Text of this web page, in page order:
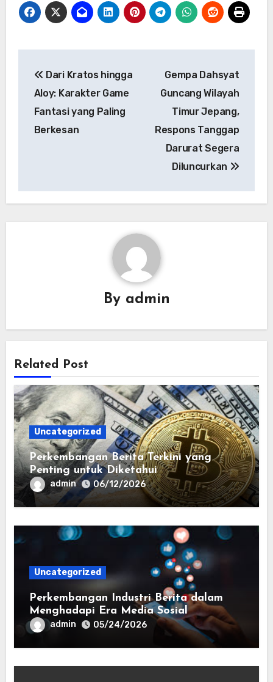
pos
Dari Kratos hingga
Aloy: Karakter Game
Fantasi yang Paling
Berkesan
Gempa Dahsyat
Guncang Wilayah
Timur Jepang,
Respons Tanggap
Darurat Segera
Diluncurkan
By admin
Related Post
Uncategorized
Perkembangan Berita Terkini yang
Penting untuk Diketahui
admin 06/12/2026
Uncategorized
Perkembangan Industri Berita dalam
Menghadapi Era Media Sosial
admin 05/24/2026